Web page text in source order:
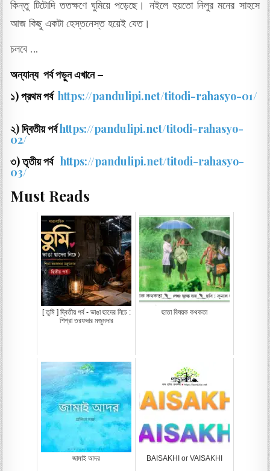
কিন্তু টিটোদি ততক্ষণে ঘুমিয়ে পড়েছে। নইলে হয়তো নিলুর মনের সাহসে
আজ কিছু একটা হেস্তনেস্ত হয়েই যেত।
চলবে …
অন্যান্য পর্ব পড়ুন এখানে –
১) প্রথম পর্বhttps://pandulipi.net/titodi-rahasyo-01/
২) দ্বিতীয় পর্বhttps://pandulipi.net/titodi-rahasyo-
02/
৩) তৃতীয় পর্বhttps://pandulipi.net/titodi-rahasyo-
03/
Must Reads
[ তুমি ] দ্বিতীয় পর্ব - ভাঙা ছাদের নিচে :
শিপ্রা তরফদার মজুমদার
ছাতা বিষয়ক কথকতা
জামাই আদর BAISAKHI or VAISAKHI